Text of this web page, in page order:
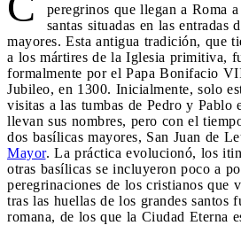
peregrinos que llegan a Roma
santas situadas en las entradas
mayores. Esta antigua tradición, que
a los mártires de la Iglesia primitiva,
formalmente por el Papa Bonifacio
Jubileo, en 1300. Inicialmente, solo
visitas a las tumbas de Pedro y Pablo
llevan sus nombres, pero con el
dos basílicas mayores, San Juan de
Mayor. La práctica evolucionó, los
otras basílicas se incluyeron poco a
peregrinaciones de los cristianos que
tras las huellas de los grandes santos
romana, de los que la Ciudad Eterna